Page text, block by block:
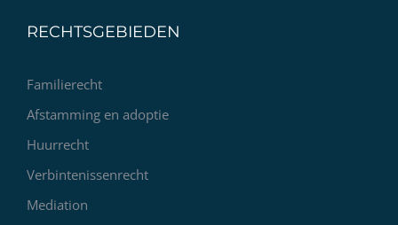
RECHTSGEBIEDEN
Familierecht
Afstamming en adoptie
Huurrecht
Verbintenissenrecht
Mediation